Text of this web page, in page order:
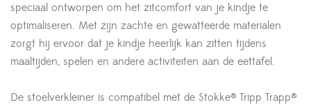
speciaal ontworpen om het zitcomfort van je kindje te
optimaliseren. Met zijn zachte en gewatteerde materialen
zorgt hij ervoor dat je kindje heerlijk kan zitten tijdens
maaltijden, spelen en andere activiteiten aan de eettafel.
De stoelverkleiner is compatibel met de Stokke® Tripp Trapp®